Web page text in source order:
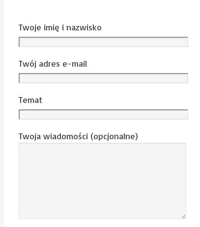
Twoje imię i nazwisko
Twój adres e-mail
Temat
Twoja wiadomości (opcjonalne)